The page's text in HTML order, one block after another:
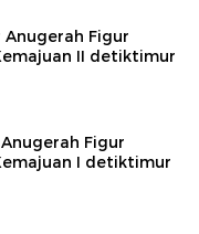
Figur
II detiktimur
Figur
I detiktimur